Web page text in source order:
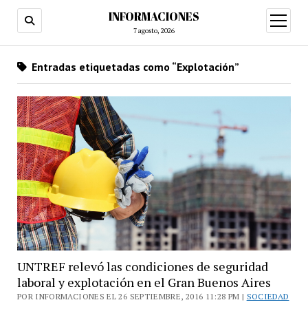
INFORMACIONES
7 agosto, 2026
abrir
menú
Entradas etiquetadas como “Explotación”
UNTREF relevó las condiciones de seguridad
laboral y explotación en el Gran Buenos Aires
POR INFORMACIONES EL 26 SEPTIEMBRE, 2016 11:28 PM | SOCIEDAD